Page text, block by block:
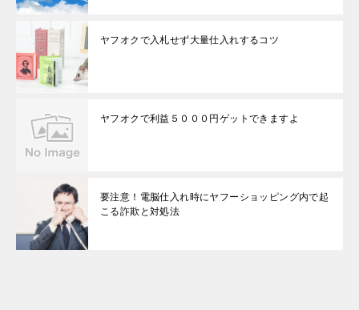
ヤフオクで入札せず大量仕入れするコツ
ヤフオクで利益５０００円ゲットできますよ
要注意！電脳仕入れ時にヤフーショッピング内で起
こる詐欺と対処法